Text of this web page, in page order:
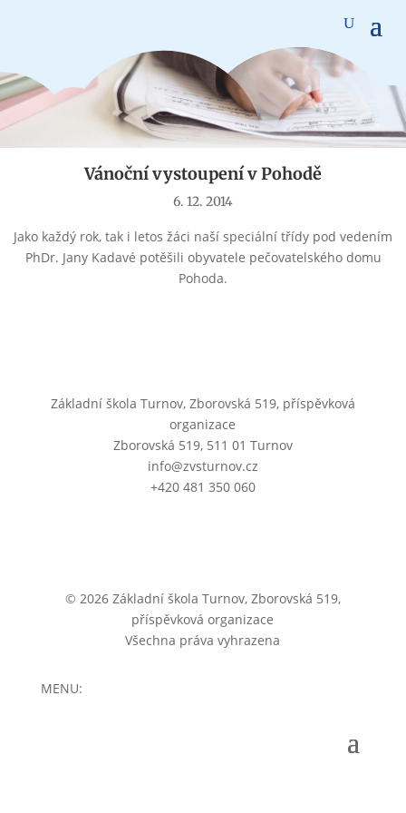
Aktuality
Vánoční vystoupení v Pohodě
6. 12. 2014
Jako každý rok, tak i letos žáci naší speciální třídy pod vedením
PhDr. Jany Kadavé potěšili obyvatele pečovatelského domu
Pohoda.
Základní škola Turnov, Zborovská 519, příspěvková
organizace
Zborovská 519, 511 01 Turnov
info@zvsturnov.cz
+420 481 350 060
© 2026 Základní škola Turnov, Zborovská 519,
příspěvková organizace
Všechna práva vyhrazena
MENU: